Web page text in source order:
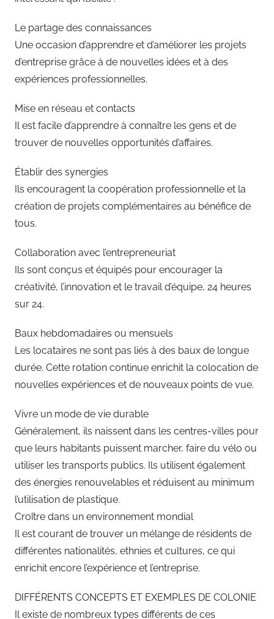
Le partage des connaissances
Une occasion d’apprendre et d’améliorer les projets
d’entreprise grâce à de nouvelles idées et à des
expériences professionnelles.
Mise en réseau et contacts
Il est facile d’apprendre à connaître les gens et de
trouver de nouvelles opportunités d’affaires.
Établir des synergies
Ils encouragent la coopération professionnelle et la
création de projets complémentaires au bénéfice de
tous.
Collaboration avec l’entrepreneuriat
Ils sont conçus et équipés pour encourager la
créativité, l’innovation et le travail d’équipe, 24 heures
sur 24.
Baux hebdomadaires ou mensuels
Les locataires ne sont pas liés à des baux de longue
durée. Cette rotation continue enrichit la colocation de
nouvelles expériences et de nouveaux points de vue.
Vivre un mode de vie durable
Généralement, ils naissent dans les centres-villes pour
que leurs habitants puissent marcher, faire du vélo ou
utiliser les transports publics. Ils utilisent également
des énergies renouvelables et réduisent au minimum
l’utilisation de plastique.
Croître dans un environnement mondial
Il est courant de trouver un mélange de résidents de
différentes nationalités, ethnies et cultures, ce qui
enrichit encore l’expérience et l’entreprise.
DIFFÉRENTS CONCEPTS ET EXEMPLES DE COLONIE
Il existe de nombreux types différents de ces